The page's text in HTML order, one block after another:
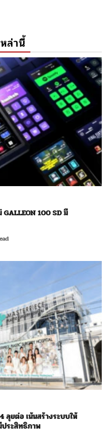
ล่านี้
100 SD มี
ลุยต่อ เน้นสร้างระบบให้
ระสิทธิภาพ